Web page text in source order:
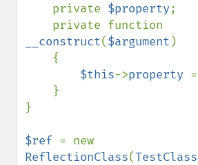
    private
$property;
__construct($argument )
$this->property =
}
$ref
ReflectionClass(TestClass